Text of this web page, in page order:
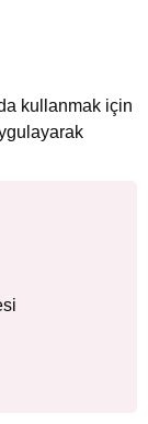
kullanmak için